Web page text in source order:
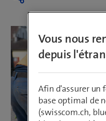
Vous nous
depuis
Afin d'assurer un
base optimal de
(swisscom.ch,